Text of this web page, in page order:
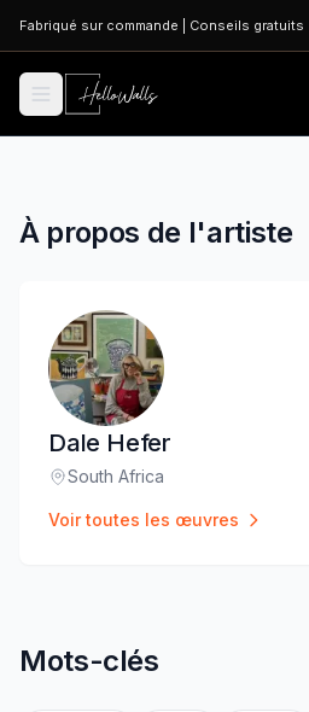
Aller au contenu principal
Fabriqué sur commande Conseils gratuits
À propos de l'artiste
Dale Hefer
Lieu:
South Africa
Voir toutes les œuvres
Mots-clés